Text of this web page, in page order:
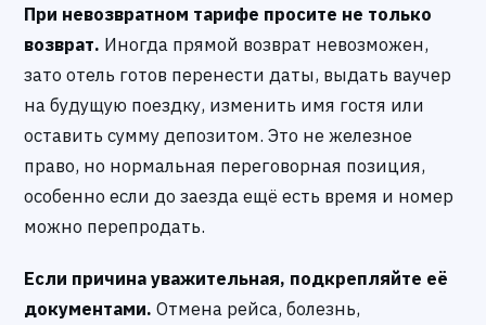
При невозвратном тарифе просите не только
возврат. Иногда прямой возврат невозможен,
зато отель готов перенести даты, выдать ваучер
на будущую поездку, изменить имя гостя или
оставить сумму депозитом. Это не железное
право, но нормальная переговорная позиция,
особенно если до заезда ещё есть время и номер
можно перепродать.
Если причина уважительная, подкрепляйте её
документами. Отмена рейса, болезнь,